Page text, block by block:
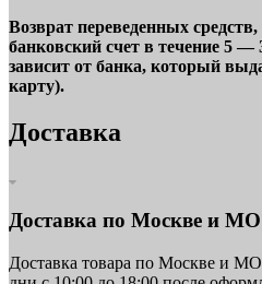
Возврат переведенных
банковский счет в течение 5 —
зависит от банка, который
карту).
Доставка
Доставка по Москве и МО
Доставка товара по Москве и МО